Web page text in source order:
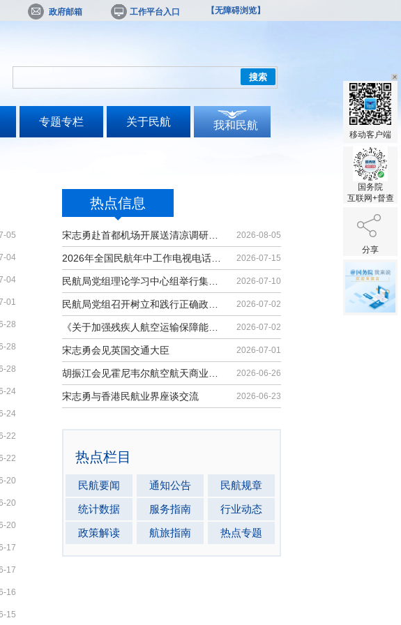
政府邮箱 工作平台入口 【无障碍浏览】
搜索
专题专栏 关于民航 我和民航
热点信息
2026-08-05
2026-07-15
2026-07-10
2026-07-02
2026-07-02
宋志勇会见英国交通大臣 2026-07-01
2026-06-26
宋志勇与香港民航业界座谈交流 2026-06-23
热点栏目
民航要闻 通知公告
民航规章
统计数据
服务指南
行业动态
政策解读
航旅指南 热点专题
05
04
04
01
28
28
28
24
24
22
22
20
20
20
17
17
16
15
移动客户端
国务院
互联网+督查
分享